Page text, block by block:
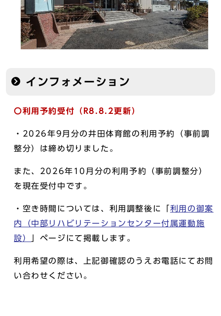
インフォメーション
〇利用予約受付（R8.8.2更新）
・2026年9月分の井田体育館の利用予約（事前調
整分）は締め切りました。
また、2026年10月分の利用予約（事前調整分）
を現在受付中です。
・空き時間については、利用調整後に「 利用の御案
内（中部リハビリテーションセンター付属運動施
設）
」ページにて掲載します。
利用希望の際は、上記御確認のうえお電話にてお問
い合わせください。